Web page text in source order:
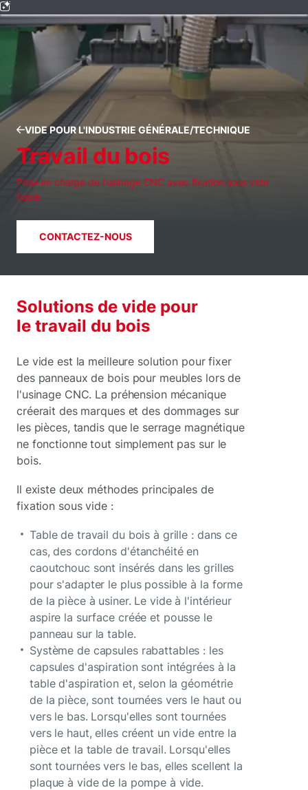
VIDE POUR L'INDUSTRIE GÉNÉRALE/TECHNIQUE
Travail du bois
Prise en charge de l'usinage CNC avec fixation sous vide
fiable
CONTACTEZ-NOUS
Solutions de vide pour
le travail du bois
Le vide est la meilleure solution pour fixer
des panneaux de bois pour meubles lors de
l'usinage CNC. La préhension mécanique
créerait des marques et des dommages sur
les pièces, tandis que le serrage magnétique
ne fonctionne tout simplement pas sur le
bois.
Il existe deux méthodes principales de
fixation sous vide :
Table de travail du bois à grille : dans ce
cas, des cordons d'étanchéité en
caoutchouc sont insérés dans les grilles
pour s'adapter le plus possible à la forme
de la pièce à usiner. Le vide à l'intérieur
aspire la surface créée et pousse le
panneau sur la table.
Système de capsules rabattables : les
capsules d'aspiration sont intégrées à la
table d'aspiration et, selon la géométrie
de la pièce, sont tournées vers le haut ou
vers le bas. Lorsqu'elles sont tournées
vers le haut, elles créent un vide entre la
pièce et la table de travail. Lorsqu'elles
sont tournées vers le bas, elles scellent la
plaque à vide de la pompe à vide.